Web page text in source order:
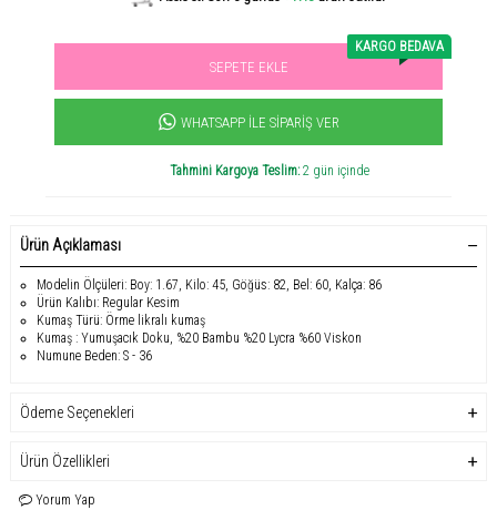
Sevilen ürün! 11.3B kişi favoriledi!
SEPETE EKLE
KARGO BEDAVA
WHATSAPP İLE SIPARIŞ VER
Tahmini Kargoya Teslim:2 gün içinde
Ürün Açıklaması
Modelin Ölçüleri: Boy: 1.67, Kilo: 45, Göğüs: 82, Bel: 60, Kalça: 86
Ürün Kalıbı: Regular Kesim
Kumaş Türü: Örme likralı kumaş
Kumaş : Yumuşacık Doku, %20 Bambu %20 Lycra %60 Viskon
Numune Beden: S - 36
Ödeme Seçenekleri
Ürün Özellikleri
Yorum Yap